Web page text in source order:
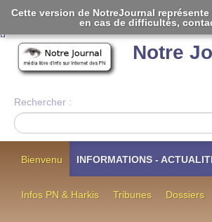
Notre
Rechercher :
Bienvenu INFORMATIONS -
Infos PN & Harkis Tribunes Dossiers
Cette version de NotreJournal
en cas de difficultés,